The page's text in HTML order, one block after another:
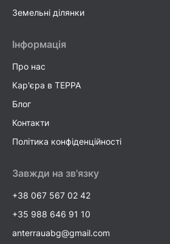
Земельні ділянки
Інформація
Про нас
Кар'єра в TEPPA
Блог
Контакти
Політика конфіденційності
Завжди на зв'язку
+38 067 567 02 42
+35 988 646 91 10
anterrauabg@gmail.com